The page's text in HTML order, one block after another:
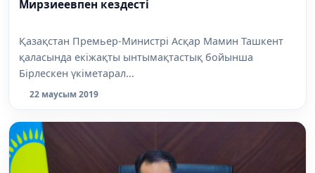
Мирзиеевпен кездесті
Қазақстан Премьер-Министрі Асқар Мамин Ташкент
қаласында екіжақты ынтымақтастық бойынша
Бірлескен үкіметарал...
22 маусым 2019